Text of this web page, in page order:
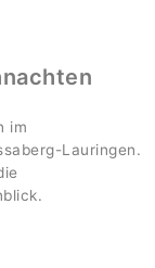
im
Lauringen.